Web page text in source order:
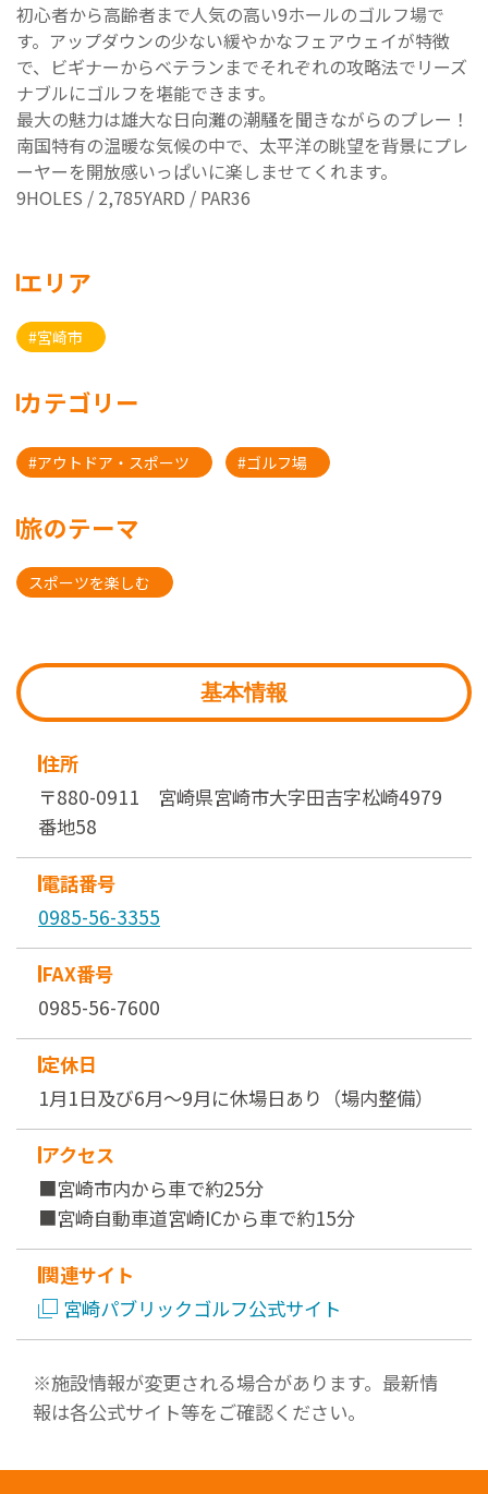
初心者から高齢者まで人気の高い9ホールのゴルフ場で
す。アップダウンの少ない緩やかなフェアウェイが特徴
で、ビギナーからベテランまでそれぞれの攻略法でリーズ
ナブルにゴルフを堪能できます。
最大の魅力は雄大な日向灘の潮騒を聞きながらのプレー！
南国特有の温暖な気候の中で、太平洋の眺望を背景にプレ
ーヤーを開放感いっぱいに楽しませてくれます。
9HOLES / 2,785YARD / PAR36
エリア
#宮崎市
カテゴリー
#アウトドア・スポーツ #ゴルフ場
旅のテーマ
スポーツを楽しむ
基本情報
住所
〒880-0911 宮崎県宮崎市大字田吉字松崎4979
番地58
電話番号
0985-56-3355
FAX番号
0985-56-7600
定休日
1月1日及び6月～9月に休場日あり（場内整備）
アクセス
■宮崎市内から車で約25分
■宮崎自動車道宮崎ICから車で約15分
関連サイト
宮崎パブリックゴルフ公式サイト
※施設情報が変更される場合があります。最新情
報は各公式サイト等をご確認ください。